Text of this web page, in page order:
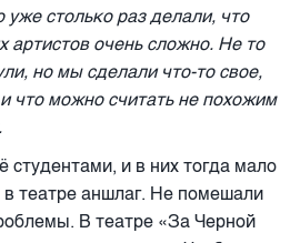
столько раз делали, что
артистов очень сложно. Не то
но мы сделали что-то свое,
что можно считать не похожим
студентами, и в них тогда мало
в театре аншлаг. Не помешали
В театре «За Черной